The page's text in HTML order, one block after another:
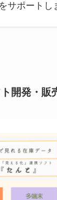
サポートし
開発・販